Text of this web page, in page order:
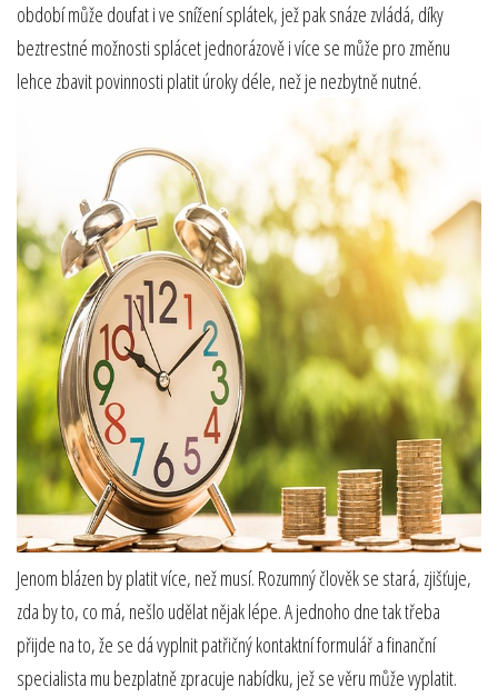
období může doufat i ve snížení splátek, jež pak snáze zvládá, díky
beztrestné možnosti splácet jednorázově i více se může pro změnu
lehce zbavit povinnosti platit úroky déle, než je nezbytně nutné.
Jenom blázen by platit více, než musí. Rozumný člověk se stará, zjišťuje,
zda by to, co má, nešlo udělat nějak lépe. A jednoho dne tak třeba
přijde na to, že se dá vyplnit patřičný kontaktní formulář a finanční
specialista mu bezplatně zpracuje nabídku, jež se věru může vyplatit.